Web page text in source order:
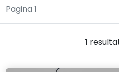
Pagina 1
1